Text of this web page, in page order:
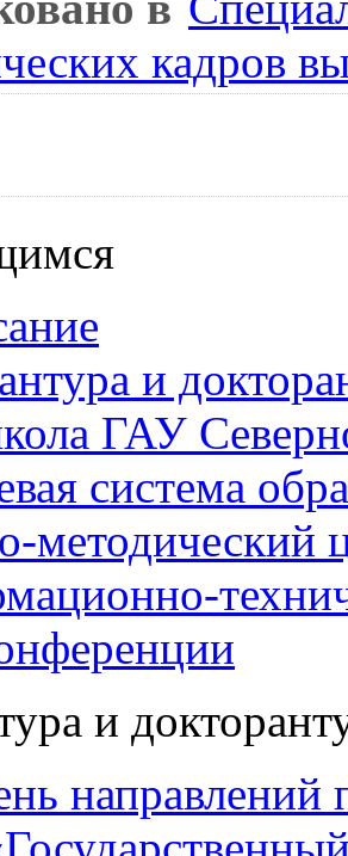
кадров
и
ГАУ
система
методический
и